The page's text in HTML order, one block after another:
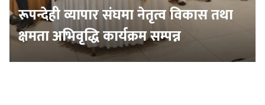
रूपन्देही व्यापार संघमा नेतृत्व विकास तथा
क्षमता अभिवृद्धि कार्यक्रम सम्पन्न